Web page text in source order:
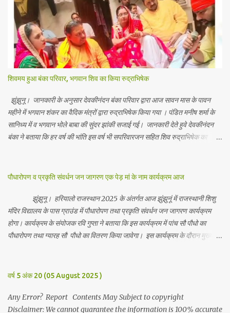
शिवमय हुआ बंका परिवार, भगवान शिव का किया रुद्राभिषेक
झुंझुनू। जानकारी के अनुसार देवकीनंदन बंका परिवार द्वारा आज सावन मास के पावन
महीने में भगवान शंकर का वैदिक मंत्रों द्वारा रुद्राभिषेक किया गया । पंडित मनीष शर्मा के
सानिध्य में व भगवान भोले बाबा की सुंदर झांकी सजाई गई। जानकारी देते हुवे देवकीनंदन
बंका ने बताया कि हर वर्ष की भांति इस वर्ष भी सपरिवारजन सहित शिव रुद्राभिषेक का
भाविक, लाडो, मीना, रेनू, निर्मला, दीक्षा, मनीषा आदि सभी परिवार जन उपस्थित रहे।
guarantee the information is 100% accurate
पौधारोपण व प्रकृति संवर्धन जन जागरण एक पेड़ मां के नाम कार्यक्रम आज
झुंझुनू। हरियालो राजस्थान 2025 के अंतर्गत आज झुंझुनूं में राजस्थानी शिशु
मंदिर विद्यालय के पास ग्राउंड में पौधारोपण तथा प्रकृति संवर्धन जन जागरण कार्यक्रम
होगा। कार्यक्रम के संयोजक रवि गुप्ता ने बताया कि इस कार्यक्रम में पांच सौ पौधो का
पौधारोपण तथा ग्यारह सौ पौधो का वितरण किया जावेगा। इस कार्यक्रम के दौरान मुख्य
उपस्थित रहेंगे। Contents May Subject to copyright Disclaimer: We
वर्ष 5 अंक 20 (05 August 2025 )
Any Error? Report Contents May Subject to copyright
Disclaimer: We cannot guarantee the information is 100% accurate